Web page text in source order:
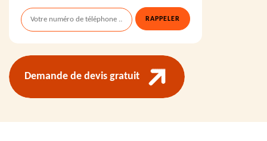
Demande de devis gratuit